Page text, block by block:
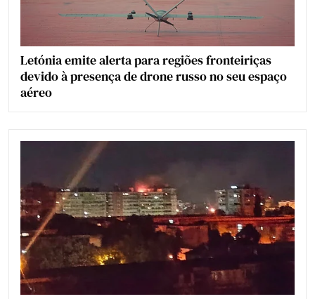
Letónia emite alerta para regiões fronteiriças
devido à presença de drone russo no seu espaço
aéreo